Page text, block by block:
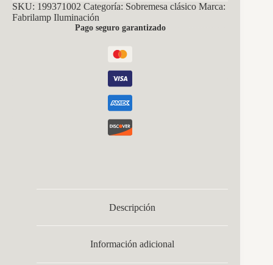
SKU: 199371002 Categoría: Sobremesa clásico Marca:
Fabrilamp Iluminación
Pago seguro garantizado
Descripción
Información adicional